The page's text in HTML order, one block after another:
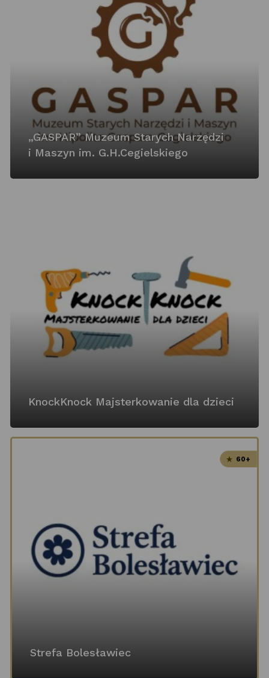
„GASPAR” Muzeum Starych Narzędzi
i Maszyn im. G.H.Cegielskiego
KnockKnock Majsterkowanie dla dzieci
60+
Strefa Bolesławiec